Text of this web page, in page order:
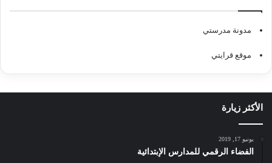
مدونة مدرستي
موقع قرايتي
الأكثر زيارة
يونيو 17, 2019
الفضاء الرقمي للمدارس الإبتدائية